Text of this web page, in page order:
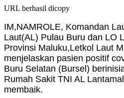
URL berhasil dicopy
IM,NAMROLE, Komandan
Laut(AL) Pulau Buru dan LO
Provinsi Maluku,Letkol Laut
menjelaskan pasien positif
Buru Selatan (Bursel)
Rumah Sakit TNI AL
membaik.